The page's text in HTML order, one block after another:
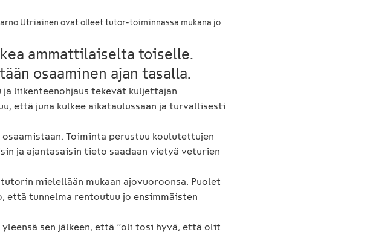
Utriainen ovat olleet tutor-toiminnassa mukana jo
ammattilaiselta toiselle.
osaaminen ajan tasalla.
liikenteenohjaus tekevät kuljettajan
että juna kulkee aikataulussaan ja turvallisesti
Toiminta perustuu koulutettujen
ja ajantasaisin tieto saadaan vietyä veturien
mielellään mukaan ajovuoroonsa. Puolet
että tunnelma rentoutuu jo ensimmäisten
yleensä sen jälkeen, että “oli tosi hyvä, että olit